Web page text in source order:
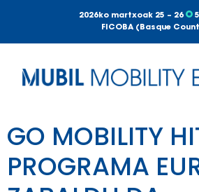
2026ko martxoak 25 – 26
FICOBA (Basque
GO MOBILITY
PROGRAMA